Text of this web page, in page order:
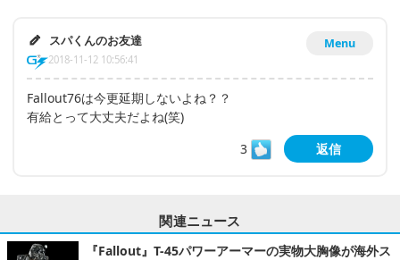
Menu
スパくんのお友達
2018-11-12 10:56:41
Fallout76は今更延期しないよね？？
有給とって大丈夫だよね(笑)
3
返信
関連ニュース
『Fallout』T-45パワーアーマーの実物大胸像が海外ス